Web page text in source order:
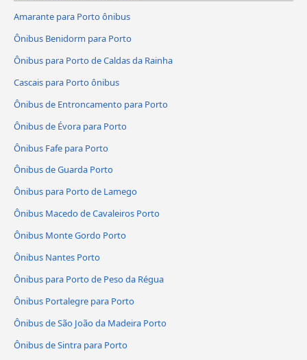
Amarante para Porto ônibus
Ônibus Benidorm para Porto
Ônibus para Porto de Caldas da Rainha
Cascais para Porto ônibus
Ônibus de Entroncamento para Porto
Ônibus de Évora para Porto
Ônibus Fafe para Porto
Ônibus de Guarda Porto
Ônibus para Porto de Lamego
Ônibus Macedo de Cavaleiros Porto
Ônibus Monte Gordo Porto
Ônibus Nantes Porto
Ônibus para Porto de Peso da Régua
Ônibus Portalegre para Porto
Ônibus de São João da Madeira Porto
Ônibus de Sintra para Porto